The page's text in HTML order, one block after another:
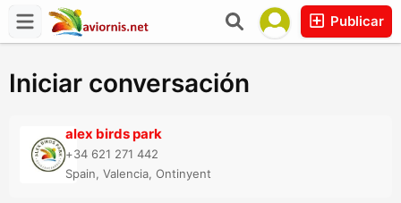
Publicar
Iniciar conversación
alex birds park
+34 621 271 442
Spain, Valencia, Ontinyent